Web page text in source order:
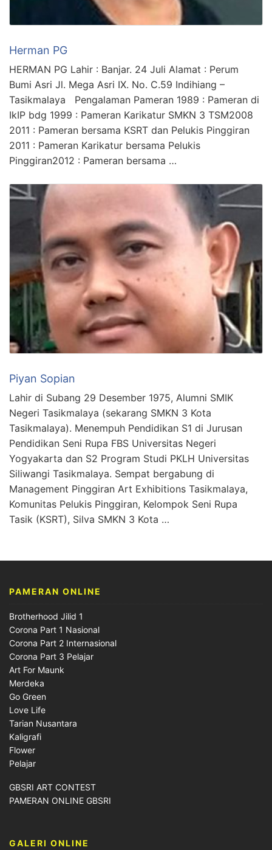
Herman PG
HERMAN PG Lahir : Banjar. 24 Juli Alamat : Perum
Bumi Asri Jl. Mega Asri IX. No. C.59 Indihiang –
Tasikmalaya Pengalaman Pameran 1989 : Pameran di
IkIP bdg 1999 : Pameran Karikatur SMKN 3 TSM2008
2011 : Pameran bersama KSRT dan Pelukis Pinggiran
2011 : Pameran Karikatur bersama Pelukis
Pinggiran2012 : Pameran bersama …
Piyan Sopian
Lahir di Subang 29 Desember 1975, Alumni SMIK
Negeri Tasikmalaya (sekarang SMKN 3 Kota
Tasikmalaya). Menempuh Pendidikan S1 di Jurusan
Pendidikan Seni Rupa FBS Universitas Negeri
Yogyakarta dan S2 Program Studi PKLH Universitas
Siliwangi Tasikmalaya. Sempat bergabung di
Management Pinggiran Art Exhibitions Tasikmalaya,
Komunitas Pelukis Pinggiran, Kelompok Seni Rupa
Tasik (KSRT), Silva SMKN 3 Kota …
PAMERAN ONLINE
Brotherhood Jilid 1
Corona Part 1 Nasional
Corona Part 2 Internasional
Corona Part 3 Pelajar
Art For Maunk
Merdeka
Go Green
Love Life
Tarian Nusantara
Kaligrafi
Flower
Pelajar
GBSRI ART CONTEST
PAMERAN ONLINE GBSRI
GALERI ONLINE